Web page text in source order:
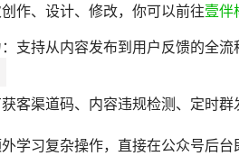
作、设计、修改，你可以前往壹伴
支持从内容发布到用户反馈的全
客渠道码、内容违规检测、定时
学习复杂操作，直接在公众号后台